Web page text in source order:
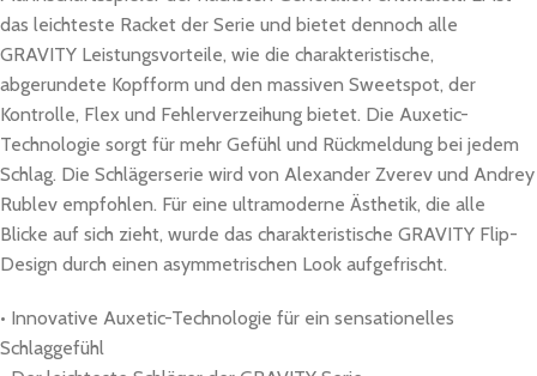
das leichteste Racket der Serie und bietet dennoch alle
GRAVITY Leistungsvorteile, wie die charakteristische,
abgerundete Kopfform und den massiven Sweetspot, der
Kontrolle, Flex und Fehlerverzeihung bietet. Die Auxetic-
Technologie sorgt für mehr Gefühl und Rückmeldung bei jedem
Schlag. Die Schlägerserie wird von Alexander Zverev und Andrey
Rublev empfohlen. Für eine ultramoderne Ästhetik, die alle
Blicke auf sich zieht, wurde das charakteristische GRAVITY Flip-
Design durch einen asymmetrischen Look aufgefrischt.
• Innovative Auxetic-Technologie für ein sensationelles
Schlaggefühl